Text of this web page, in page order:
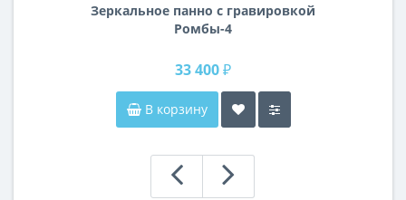
Зеркальное панно с гравировкой
Ромбы-4
33 400 ₽
В корзину